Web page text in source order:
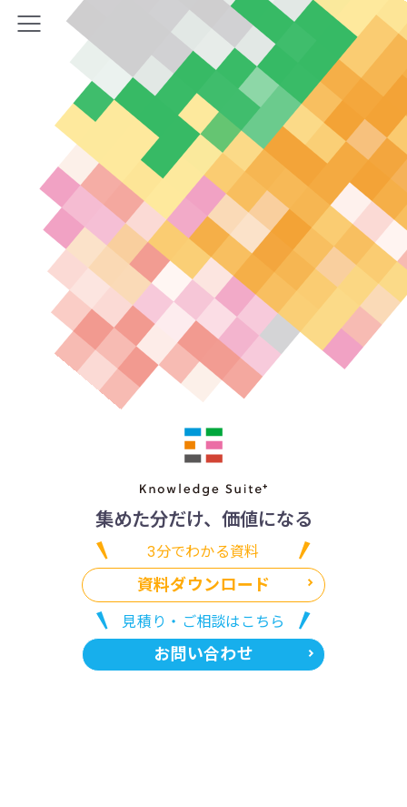
ホーム
機能・特徴
AIエージェントX
サービス連携
プラン紹介
コラム
ユーザーサポート
集めた分だけ、価値になる
3分でわかる資料
資料ダウンロード
見積り・ご相談はこちら
お問い合わせ